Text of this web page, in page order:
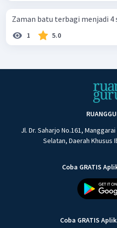
Zaman batu terbagi menjadi 4
1 5.0
Jl. Dr. Saharjo No.161,
Selatan, Daerah Khusus
Coba GRATIS
Coba GRATIS